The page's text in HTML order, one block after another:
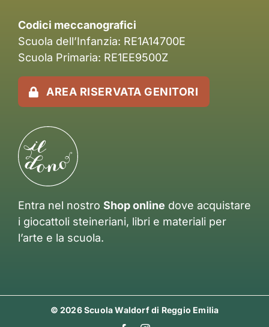
Codici meccanografici
Scuola dell’Infanzia: RE1A14700E
Scuola Primaria: RE1EE9500Z
AREA RISERVATA GENITORI
Entra nel nostro Shop online dove acquistare
i giocattoli steineriani, libri e materiali per
l’arte e la scuola.
© 2026 Scuola Waldorf di Reggio Emilia